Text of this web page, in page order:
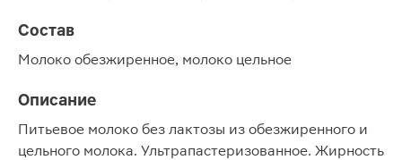
Состав
Молоко обезжиренное, молоко цельное
Описание
Питьевое молоко без лактозы из обезжиренного и
цельного молока. Ультрапастеризованное. Жирность